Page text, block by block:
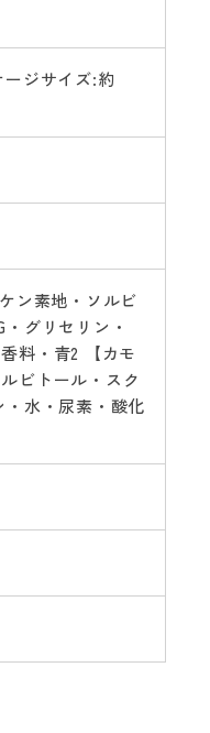
ジサイズ:約
ン素地・ソルビ
グリセリン・
料・青2 【カモ
ビトール・スク
・水・尿素・酸化